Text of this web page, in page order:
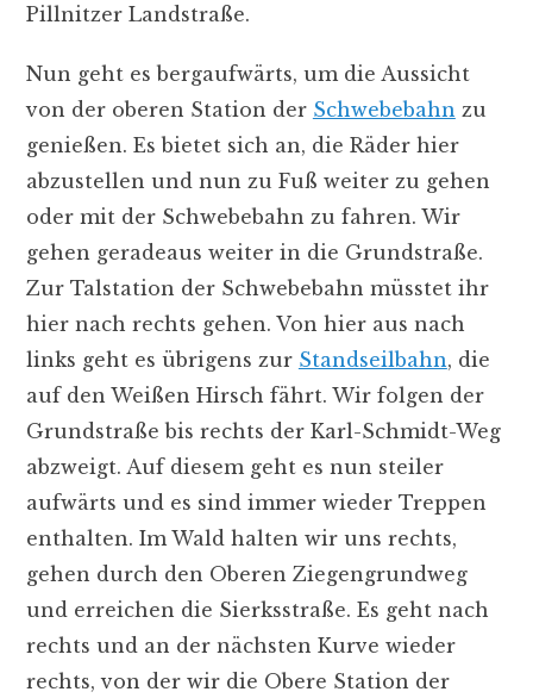
Pillnitzer Landstraße.
Nun geht es bergaufwärts, um die Aussicht
von der oberen Station der Schwebebahn zu
genießen. Es bietet sich an, die Räder hier
abzustellen und nun zu Fuß weiter zu gehen
oder mit der Schwebebahn zu fahren. Wir
gehen geradeaus weiter in die Grundstraße.
Zur Talstation der Schwebebahn müsstet ihr
hier nach rechts gehen. Von hier aus nach
links geht es übrigens zur Standseilbahn, die
auf den Weißen Hirsch fährt. Wir folgen der
Grundstraße bis rechts der Karl-Schmidt-Weg
abzweigt. Auf diesem geht es nun steiler
aufwärts und es sind immer wieder Treppen
enthalten. Im Wald halten wir uns rechts,
gehen durch den Oberen Ziegengrundweg
und erreichen die Sierksstraße. Es geht nach
rechts und an der nächsten Kurve wieder
rechts, von der wir die Obere Station der